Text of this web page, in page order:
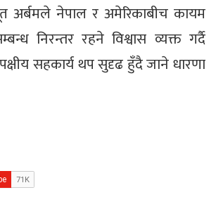
अर्बमले नेपाल र अमेरिकाबीच कायम
निरन्तर रहने विश्वास व्यक्त गर्दै
सहकार्य थप सुदृढ हुँदै जाने धारणा